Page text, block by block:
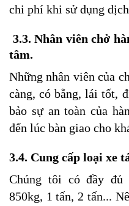
chi phí khi sử dụng
3.3. Nhân viên chở
tâm.
Những nhân viên của
càng, có bằng, lái tốt,
bảo sự an toàn của
đến lúc bàn giao cho
3.4. Cung cấp loại xe
Chúng tôi có đầy
850kg, 1 tấn, 2 tấn...